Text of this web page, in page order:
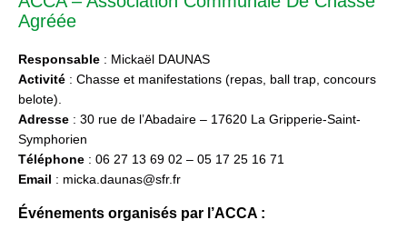
Agréée
Responsable : Mickaël DAUNAS
Activité : Chasse et manifestations (repas, ball trap, concours
belote).
Adresse : 30 rue de l’Abadaire – 17620 La Gripperie-Saint-
Symphorien
Téléphone : 06 27 13 69 02 – 05 17 25 16 71
Email : micka.daunas@sfr.fr
Événements organisés par l’ACCA :